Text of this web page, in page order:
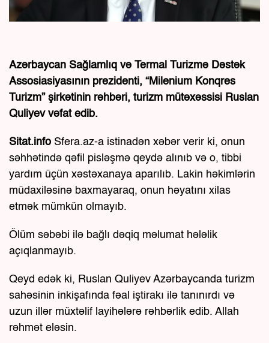
Azərbaycan Sağlamlıq və Termal Turizmə Dəstək
Assosiasiyasının prezidenti, “Milenium Konqres
Turizm” şirkətinin rəhbəri, turizm mütəxəssisi Ruslan
Quliyev vəfat edib.
Sitat.info Sfera.az-a istinadən xəbər verir ki, onun
səhhətində qəfil pisləşmə qeydə alınıb və o, tibbi
yardım üçün xəstəxanaya aparılıb. Lakin həkimlərin
müdaxiləsinə baxmayaraq, onun həyatını xilas
etmək mümkün olmayıb.
Ölüm səbəbi ilə bağlı dəqiq məlumat hələlik
açıqlanmayıb.
Qeyd edək ki, Ruslan Quliyev Azərbaycanda turizm
sahəsinin inkişafında fəal iştirakı ilə tanınırdı və
uzun illər müxtəlif layihələrə rəhbərlik edib. Allah
rəhmət eləsin.